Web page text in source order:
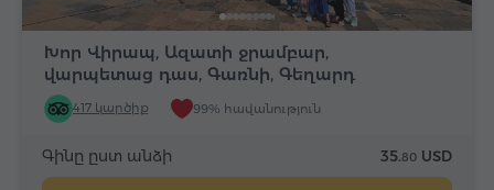
Խոր Վիրապ, Ազատի ջրամբար,
վարպետաց դաս, Գառնի, Գեղարդ
417 կարծիք 99% հավանություն
Գինը ըստ անձի 35.80 USD